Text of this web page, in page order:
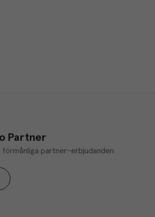
Partner
förmånliga partner-erbjudanden